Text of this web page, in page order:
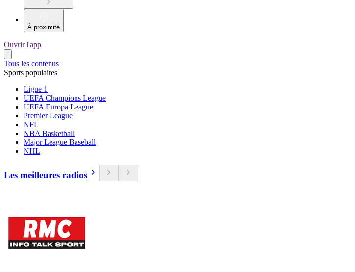
À proximité
Ouvrir l'app
Tous les contenus
Sports populaires
Ligue 1
UEFA Champions League
UEFA Europa League
Premier League
NFL
NBA Basketball
Major League Baseball
NHL
Les meilleures radios